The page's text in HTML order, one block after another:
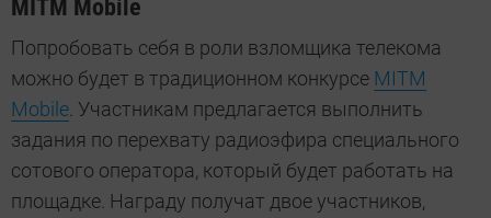
MITM Mobile
Попробовать себя в роли взломщика телекома
можно будет в традиционном конкурсе MITM
Mobile . Участникам предлагается выполнить
задания по перехвату радиоэфира специального
сотового оператора, который будет работать на
площадке. Награду получат двое участников,